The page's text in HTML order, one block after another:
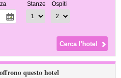
Stanze Ospiti
questo hotel